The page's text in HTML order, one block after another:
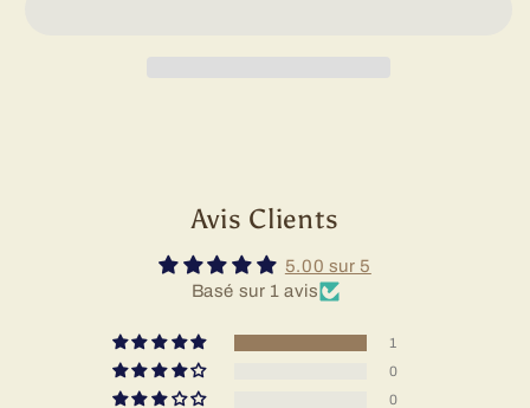
Avis Clients
5.00 sur 5
Basé sur 1 avis
1
0
0